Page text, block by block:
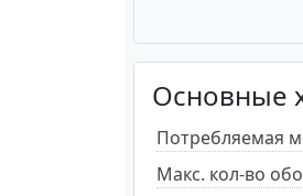
Основные
Потребляемая
Макс. кол-во